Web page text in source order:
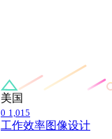
美国
0 1,015
工作效率图像设计